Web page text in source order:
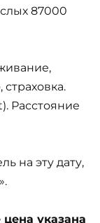
87000
Расстояние
на эту дату,
указана